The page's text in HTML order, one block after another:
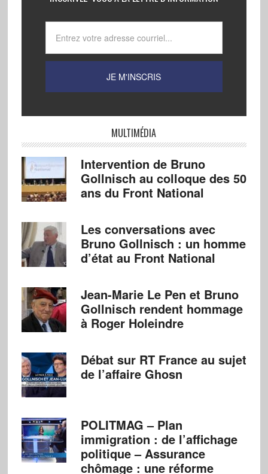
MULTIMÉDIA
Intervention de Bruno
Gollnisch au colloque des 50
ans du Front National
Les conversations avec
Bruno Gollnisch : un homme
d’état au Front National
Jean-Marie Le Pen et Bruno
Gollnisch rendent hommage
à Roger Holeindre
Débat sur RT France au sujet
de l’affaire Ghosn
POLITMAG – Plan
immigration : de l’affichage
politique – Assurance
chômage : une réforme